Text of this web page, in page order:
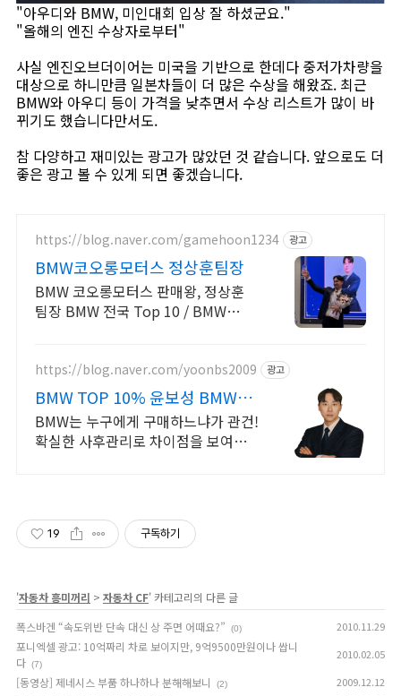
"아우디와 BMW, 미인대회 입상 잘 하셨군요."
"올해의 엔진 수상자로부터"
사실 엔진오브더이어는 미국을 기반으로 한데다 중저가차량을
대상으로 하니만큼 일본차들이 더 많은 수상을 해왔죠. 최근
BMW와 아우디 등이 가격을 낮추면서 수상 리스트가 많이 바
뀌기도 했습니다만서도.
참 다양하고 재미있는 광고가 많았던 것 같습니다. 앞으로도 더
좋은 광고 볼 수 있게 되면 좋겠습니다.
https://blog.naver.com/gamehoon1234 광고
BMW코오롱모터스 정상훈팀장
BMW 코오롱모터스 판매왕, 정상훈
팀장 BMW 전국 Top 10 / BMW
https://blog.naver.com/yoonbs2009 광고
BMW TOP 10% 윤보성 BMW
KOREA 공식 딜러
BMW는 누구에게 구매하느냐가 관건!
확실한 사후관리로 차이점을 보여드
19 구독하기
'자동차 흥미꺼리 > 자동차 CF' 카테고리의 다른 글
폭스바겐 “속도위반 단속 대신 상 주면 어때요?”
(0) 2010.11.29
포니엑셀 광고: 10억짜리 차로 보이지만, 9억9500만원이나 쌉니
다 (7)
2010.02.05
[동영상] 제네시스 부품 하나하나 분해해보니 (2) 2009.12.12